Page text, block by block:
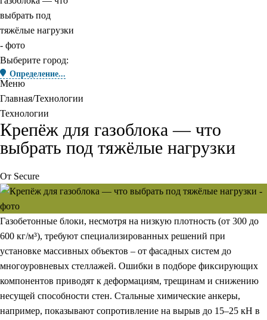
Выберите город:
Определение...
Меню
Главная Технологии
Технологии
Крепёж для газоблока — что
выбрать под тяжёлые нагрузки
От Secure
Газобетонные блоки, несмотря на низкую плотность (от 300 до
600 кг/м³), требуют специализированных решений при
установке массивных объектов – от фасадных систем до
многоуровневых стеллажей. Ошибки в подборе фиксирующих
компонентов приводят к деформациям, трещинам и снижению
несущей способности стен. Стальные химические анкеры,
например, показывают сопротивление на вырыв до 15–25 кН в